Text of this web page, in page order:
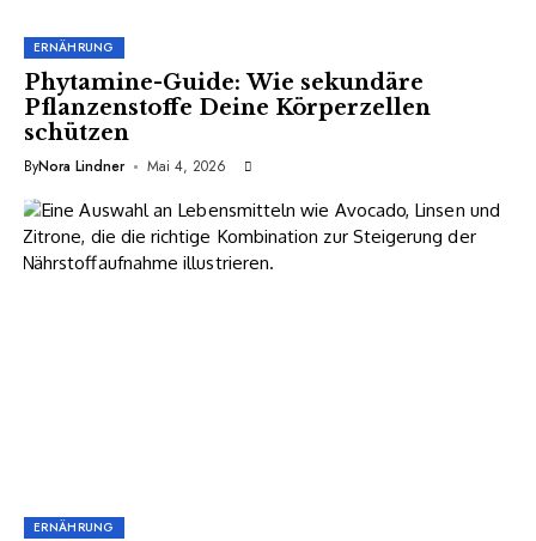
ERNÄHRUNG
Phytamine-Guide: Wie sekundäre
Pflanzenstoffe Deine Körperzellen
schützen
ByNora Lindner Mai 4, 2026
ERNÄHRUNG